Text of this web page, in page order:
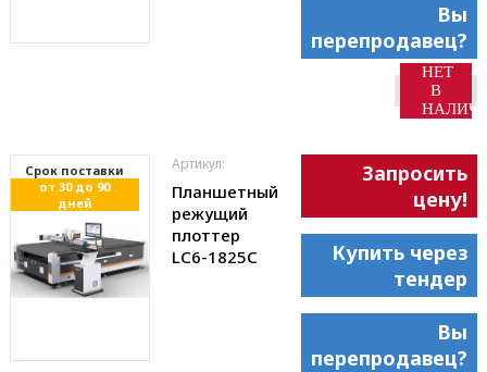
Вы
перепродавец?
НЕТ
В
Cрок поставки
от 30 до 90
дней
Артикул:
Планшетный
режущий
плоттер
LC6-1825С
Запросить
цену!
Купить через
тендер
Вы
перепродавец?